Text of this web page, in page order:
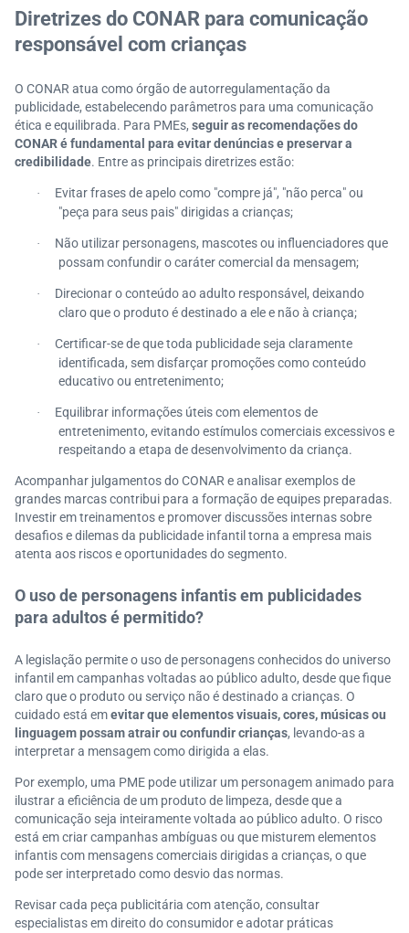
Diretrizes do CONAR para comunicação
responsável com crianças
O CONAR atua como órgão de autorregulamentação da
publicidade, estabelecendo parâmetros para uma comunicação
ética e equilibrada. Para PMEs, seguir as recomendações do
CONAR é fundamental para evitar denúncias e preservar a
credibilidade. Entre as principais diretrizes estão:
·
Evitar frases de apelo como "compre já", "não perca" ou
"peça para seus pais" dirigidas a crianças;
·
Não utilizar personagens, mascotes ou influenciadores que
possam confundir o caráter comercial da mensagem;
·
Direcionar o conteúdo ao adulto responsável, deixando
claro que o produto é destinado a ele e não à criança;
·
Certificar-se de que toda publicidade seja claramente
identificada, sem disfarçar promoções como conteúdo
educativo ou entretenimento;
·
Equilibrar informações úteis com elementos de
entretenimento, evitando estímulos comerciais excessivos e
respeitando a etapa de desenvolvimento da criança.
Acompanhar julgamentos do CONAR e analisar exemplos de
grandes marcas contribui para a formação de equipes preparadas.
Investir em treinamentos e promover discussões internas sobre
desafios e dilemas da publicidade infantil torna a empresa mais
atenta aos riscos e oportunidades do segmento.
O uso de personagens infantis em publicidades
para adultos é permitido?
A legislação permite o uso de personagens conhecidos do universo
infantil em campanhas voltadas ao público adulto, desde que fique
claro que o produto ou serviço não é destinado a crianças. O
cuidado está emevitar que elementos visuais, cores, músicas ou
linguagem possam atrair ou confundir crianças, levando-as a
interpretar a mensagem como dirigida a elas.
Por exemplo, uma PME pode utilizar um personagem animado para
ilustrar a eficiência de um produto de limpeza, desde que a
comunicação seja inteiramente voltada ao público adulto. O risco
está em criar campanhas ambíguas ou que misturem elementos
infantis com mensagens comerciais dirigidas a crianças, o que
pode ser interpretado como desvio das normas.
Revisar cada peça publicitária com atenção, consultar
especialistas em direito do consumidor e adotar práticas